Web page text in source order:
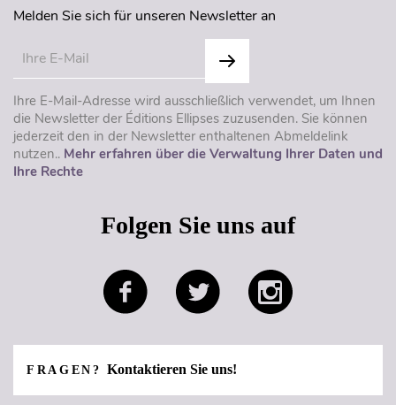
Melden Sie sich für unseren Newsletter an
Ihre E-Mail-Adresse wird ausschließlich verwendet, um Ihnen
die Newsletter der Éditions Ellipses zuzusenden. Sie können
jederzeit den in der Newsletter enthaltenen Abmeldelink
nutzen.. Mehr erfahren über die Verwaltung Ihrer Daten und
Ihre Rechte
Folgen Sie uns auf
FRAGEN?Kontaktieren Sie uns!